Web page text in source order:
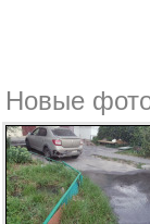
Новые